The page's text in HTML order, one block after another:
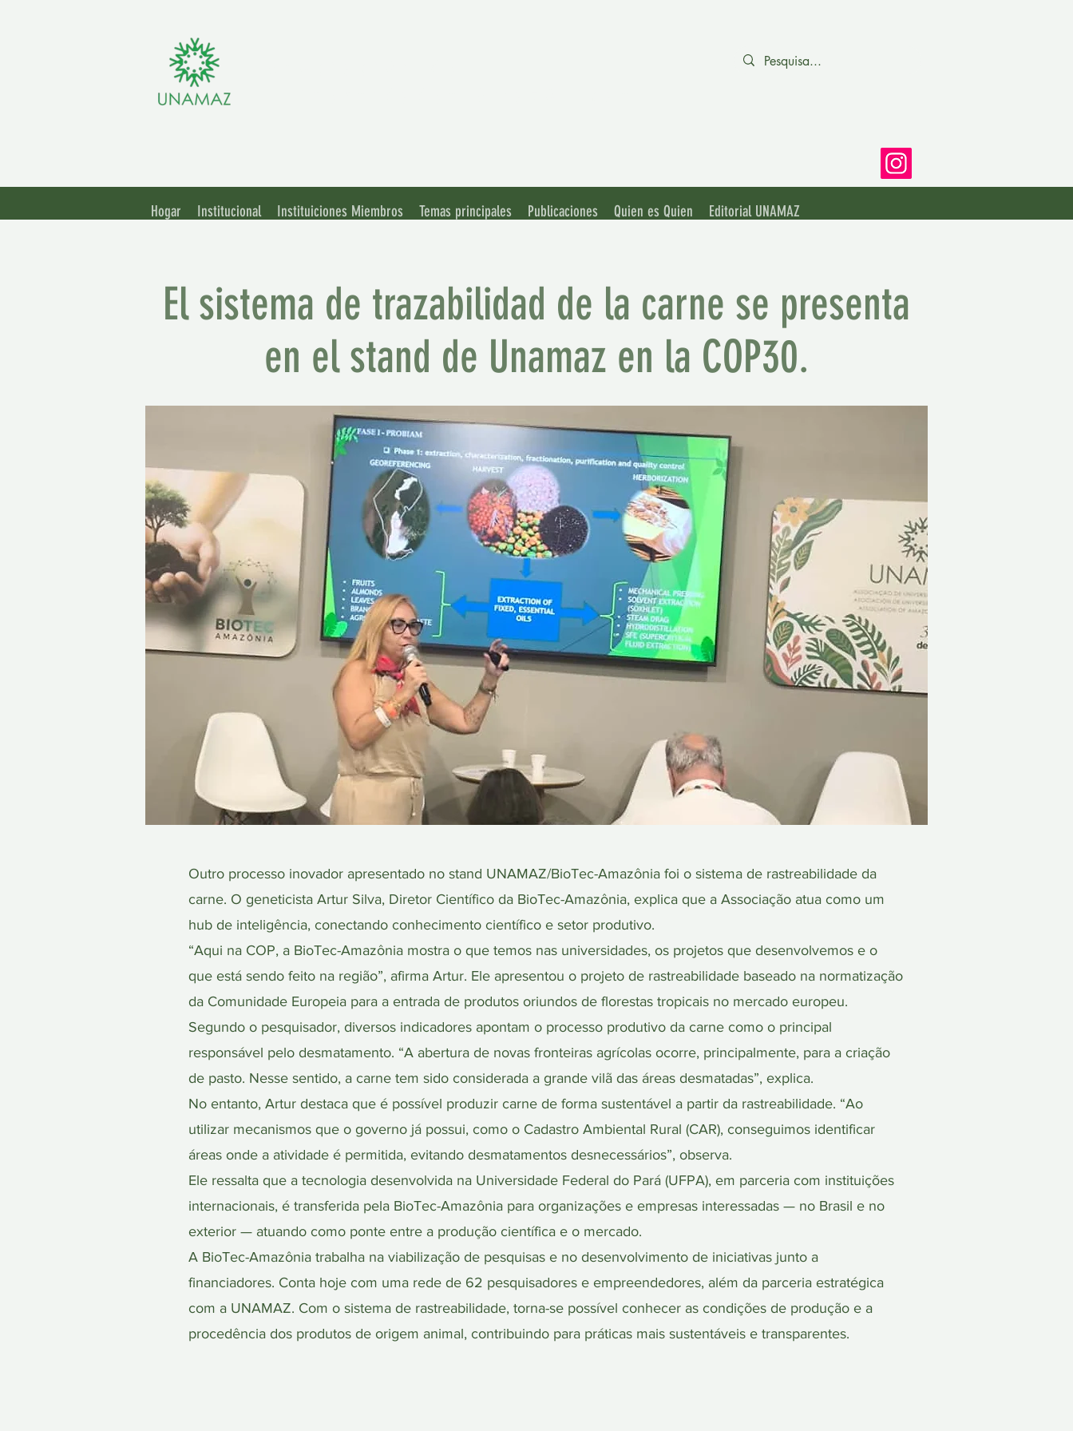
Hogar Institucional Instituiciones Miembros Temas principales Publicaciones Quien es Quien Editorial UNAMAZ
El sistema de trazabilidad de la carne se presenta
en el stand de Unamaz en la COP30.
Outro processo inovador apresentado no stand UNAMAZ/BioTec-Amazônia foi o sistema de rastreabilidade da
carne. O geneticista Artur Silva, Diretor Científico da BioTec-Amazônia, explica que a Associação atua como um
hub de inteligência, conectando conhecimento científico e setor produtivo.
“Aqui na COP, a BioTec-Amazônia mostra o que temos nas universidades, os projetos que desenvolvemos e o
que está sendo feito na região”, afirma Artur. Ele apresentou o projeto de rastreabilidade baseado na normatização
da Comunidade Europeia para a entrada de produtos oriundos de florestas tropicais no mercado europeu.
Segundo o pesquisador, diversos indicadores apontam o processo produtivo da carne como o principal
responsável pelo desmatamento. “A abertura de novas fronteiras agrícolas ocorre, principalmente, para a criação
de pasto. Nesse sentido, a carne tem sido considerada a grande vilã das áreas desmatadas”, explica.
No entanto, Artur destaca que é possível produzir carne de forma sustentável a partir da rastreabilidade. “Ao
utilizar mecanismos que o governo já possui, como o Cadastro Ambiental Rural (CAR), conseguimos identificar
áreas onde a atividade é permitida, evitando desmatamentos desnecessários”, observa.
Ele ressalta que a tecnologia desenvolvida na Universidade Federal do Pará (UFPA), em parceria com instituições
internacionais, é transferida pela BioTec-Amazônia para organizações e empresas interessadas — no Brasil e no
exterior — atuando como ponte entre a produção científica e o mercado.
A BioTec-Amazônia trabalha na viabilização de pesquisas e no desenvolvimento de iniciativas junto a
financiadores. Conta hoje com uma rede de 62 pesquisadores e empreendedores, além da parceria estratégica
com a UNAMAZ. Com o sistema de rastreabilidade, torna-se possível conhecer as condições de produção e a
procedência dos produtos de origem animal, contribuindo para práticas mais sustentáveis e transparentes.